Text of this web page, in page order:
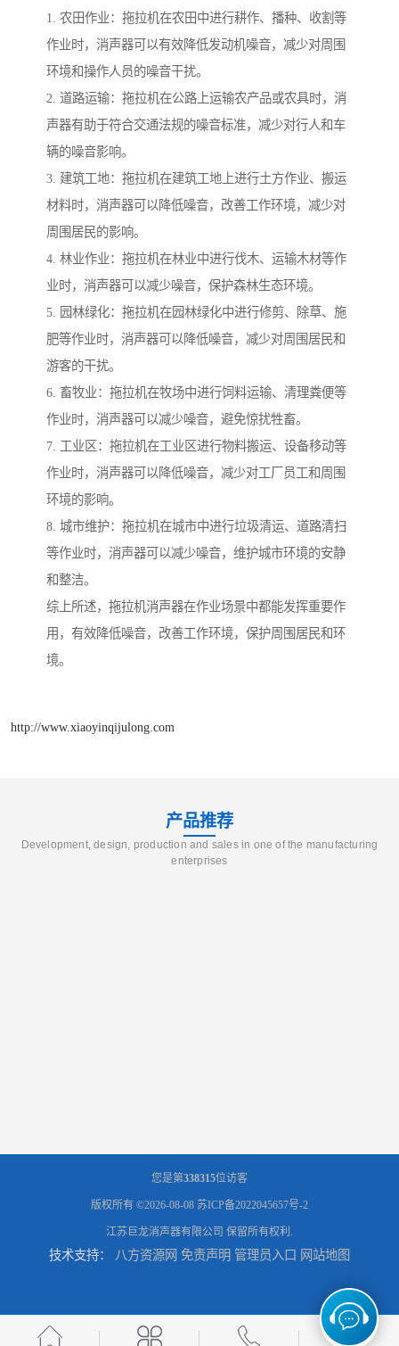
1. 农田作业：拖拉机在农田中进行耕作、播种、收割等
作业时，消声器可以有效降低发动机噪音，减少对周围
环境和操作人员的噪音干扰。
2. 道路运输：拖拉机在公路上运输农产品或农具时，消
声器有助于符合交通法规的噪音标准，减少对行人和车
辆的噪音影响。
3. 建筑工地：拖拉机在建筑工地上进行土方作业、搬运
材料时，消声器可以降低噪音，改善工作环境，减少对
周围居民的影响。
4. 林业作业：拖拉机在林业中进行伐木、运输木材等作
业时，消声器可以减少噪音，保护森林生态环境。
5. 园林绿化：拖拉机在园林绿化中进行修剪、除草、施
肥等作业时，消声器可以降低噪音，减少对周围居民和
游客的干扰。
6. 畜牧业：拖拉机在牧场中进行饲料运输、清理粪便等
作业时，消声器可以减少噪音，避免惊扰牲畜。
7. 工业区：拖拉机在工业区进行物料搬运、设备移动等
作业时，消声器可以降低噪音，减少对工厂员工和周围
环境的影响。
8. 城市维护：拖拉机在城市中进行垃圾清运、道路清扫
等作业时，消声器可以减少噪音，维护城市环境的安静
和整洁。
综上所述，拖拉机消声器在作业场景中都能发挥重要作
用，有效降低噪音，改善工作环境，保护周围居民和环
境。
http://www.xiaoyinqijulong.com
产品推荐
Development, design, production and sales in one of the manufacturing
enterprises
您是第338315位访客
版权所有 ©2026-08-08 苏ICP备2022045657号-2
江苏巨龙消声器有限公司 保留所有权利.
技术支持： 八方资源网 免责声明 管理员入口 网站地图